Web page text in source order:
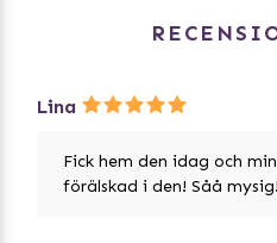
Lina
Fick hem den idag och
förälskad i den! Såå mysig!